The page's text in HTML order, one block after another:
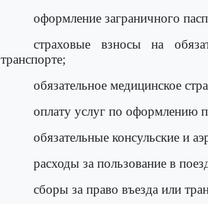
оформление заграничного
страховые взносы на
транспорте;
обязательное медицинское
оплату услуг по оформлению
обязательные консульские и
расходы за пользование в
сборы за право въезда или